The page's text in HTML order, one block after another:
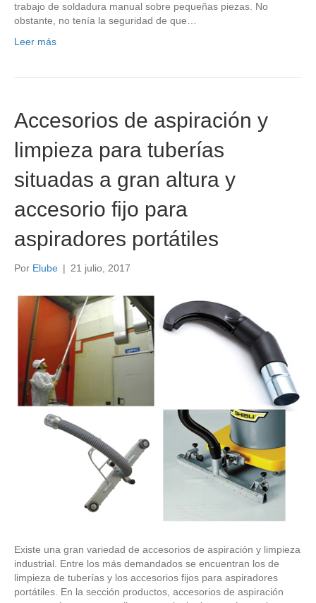
trabajo de soldadura manual sobre pequeñas piezas. No
obstante, no tenía la seguridad de que…
Leer más
Accesorios de aspiración y
limpieza para tuberías
situadas a gran altura y
accesorio fijo para
aspiradores portátiles
Por Elube | 21 julio, 2017
Existe una gran variedad de accesorios de aspiración y limpieza
industrial. Entre los más demandados se encuentran los de
limpieza de tuberías y los accesorios fijos para aspiradores
portátiles. En la sección productos, accesorios de aspiración